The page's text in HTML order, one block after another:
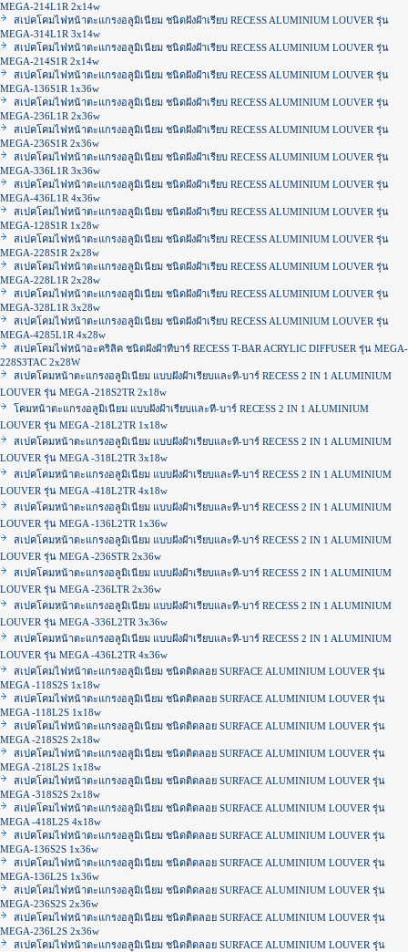
MEGA-214L1R 2x14w
สเปคโคมไฟหน้าตะแกรงอลูมิเนียม ชนิดฝังฝ้าเรียบ RECESS ALUMINIUM LOUVER รุ่น
MEGA-314L1R 3x14w
สเปคโคมไฟหน้าตะแกรงอลูมิเนียม ชนิดฝังฝ้าเรียบ RECESS ALUMINIUM LOUVER รุ่น
MEGA-214S1R 2x14w
สเปคโคมไฟหน้าตะแกรงอลูมิเนียม ชนิดฝังฝ้าเรียบ RECESS ALUMINIUM LOUVER รุ่น
MEGA-136S1R 1x36w
สเปคโคมไฟหน้าตะแกรงอลูมิเนียม ชนิดฝังฝ้าเรียบ RECESS ALUMINIUM LOUVER รุ่น
MEGA-236L1R 2x36w
สเปคโคมไฟหน้าตะแกรงอลูมิเนียม ชนิดฝังฝ้าเรียบ RECESS ALUMINIUM LOUVER รุ่น
MEGA-236S1R 2x36w
สเปคโคมไฟหน้าตะแกรงอลูมิเนียม ชนิดฝังฝ้าเรียบ RECESS ALUMINIUM LOUVER รุ่น
MEGA-336L1R 3x36w
สเปคโคมไฟหน้าตะแกรงอลูมิเนียม ชนิดฝังฝ้าเรียบ RECESS ALUMINIUM LOUVER รุ่น
MEGA-436L1R 4x36w
สเปคโคมไฟหน้าตะแกรงอลูมิเนียม ชนิดฝังฝ้าเรียบ RECESS ALUMINIUM LOUVER รุ่น
MEGA-128S1R 1x28w
สเปคโคมไฟหน้าตะแกรงอลูมิเนียม ชนิดฝังฝ้าเรียบ RECESS ALUMINIUM LOUVER รุ่น
MEGA-228S1R 2x28w
สเปคโคมไฟหน้าตะแกรงอลูมิเนียม ชนิดฝังฝ้าเรียบ RECESS ALUMINIUM LOUVER รุ่น
MEGA-228L1R 2x28w
สเปคโคมไฟหน้าตะแกรงอลูมิเนียม ชนิดฝังฝ้าเรียบ RECESS ALUMINIUM LOUVER รุ่น
MEGA-328L1R 3x28w
สเปคโคมไฟหน้าตะแกรงอลูมิเนียม ชนิดฝังฝ้าเรียบ RECESS ALUMINIUM LOUVER รุ่น
MEGA-4285L1R 4x28w
สเปคโคมไฟหน้าอะคริลิค ชนิดฝังฝ้าทีบาร์ RECESS T-BAR ACRYLIC DIFFUSER รุ่น MEGA-
228S3TAC 2x28W
สเปคโคมหน้าตะแกรงอลูมิเนียม แบบฝังฝ้าเรียบและที-บาร์ RECESS 2 IN 1 ALUMINIUM
LOUVER รุ่น MEGA -218S2TR 2x18w
โคมหน้าตะแกรงอลูมิเนียม แบบฝังฝ้าเรียบและที-บาร์ RECESS 2 IN 1 ALUMINIUM
LOUVER รุ่น MEGA -218L2TR 1x18w
สเปคโคมหน้าตะแกรงอลูมิเนียม แบบฝังฝ้าเรียบและที-บาร์ RECESS 2 IN 1 ALUMINIUM
LOUVER รุ่น MEGA -318L2TR 3x18w
สเปคโคมหน้าตะแกรงอลูมิเนียม แบบฝังฝ้าเรียบและที-บาร์ RECESS 2 IN 1 ALUMINIUM
LOUVER รุ่น MEGA -418L2TR 4x18w
สเปคโคมหน้าตะแกรงอลูมิเนียม แบบฝังฝ้าเรียบและที-บาร์ RECESS 2 IN 1 ALUMINIUM
LOUVER รุ่น MEGA -136L2TR 1x36w
สเปคโคมหน้าตะแกรงอลูมิเนียม แบบฝังฝ้าเรียบและที-บาร์ RECESS 2 IN 1 ALUMINIUM
LOUVER รุ่น MEGA -236STR 2x36w
สเปคโคมหน้าตะแกรงอลูมิเนียม แบบฝังฝ้าเรียบและที-บาร์ RECESS 2 IN 1 ALUMINIUM
LOUVER รุ่น MEGA -236LTR 2x36w
สเปคโคมหน้าตะแกรงอลูมิเนียม แบบฝังฝ้าเรียบและที-บาร์ RECESS 2 IN 1 ALUMINIUM
LOUVER รุ่น MEGA -336L2TR 3x36w
สเปคโคมหน้าตะแกรงอลูมิเนียม แบบฝังฝ้าเรียบและที-บาร์ RECESS 2 IN 1 ALUMINIUM
LOUVER รุ่น MEGA -436L2TR 4x36w
สเปคโคมไฟหน้าตะแกรงอลูมิเนียม ชนิดติดลอย SURFACE ALUMINIUM LOUVER รุ่น
MEGA -118S2S 1x18w
สเปคโคมไฟหน้าตะแกรงอลูมิเนียม ชนิดติดลอย SURFACE ALUMINIUM LOUVER รุ่น
MEGA -118L2S 1x18w
สเปคโคมไฟหน้าตะแกรงอลูมิเนียม ชนิดติดลอย SURFACE ALUMINIUM LOUVER รุ่น
MEGA -218S2S 2x18w
สเปคโคมไฟหน้าตะแกรงอลูมิเนียม ชนิดติดลอย SURFACE ALUMINIUM LOUVER รุ่น
MEGA -218L2S 1x18w
สเปคโคมไฟหน้าตะแกรงอลูมิเนียม ชนิดติดลอย SURFACE ALUMINIUM LOUVER รุ่น
MEGA -318S2S 2x18w
สเปคโคมไฟหน้าตะแกรงอลูมิเนียม ชนิดติดลอย SURFACE ALUMINIUM LOUVER รุ่น
MEGA -418L2S 4x18w
สเปคโคมไฟหน้าตะแกรงอลูมิเนียม ชนิดติดลอย SURFACE ALUMINIUM LOUVER รุ่น
MEGA-136S2S 1x36w
สเปคโคมไฟหน้าตะแกรงอลูมิเนียม ชนิดติดลอย SURFACE ALUMINIUM LOUVER รุ่น
MEGA-136L2S 1x36w
สเปคโคมไฟหน้าตะแกรงอลูมิเนียม ชนิดติดลอย SURFACE ALUMINIUM LOUVER รุ่น
MEGA-236S2S 2x36w
สเปคโคมไฟหน้าตะแกรงอลูมิเนียม ชนิดติดลอย SURFACE ALUMINIUM LOUVER รุ่น
MEGA-236L2S 2x36w
สเปคโคมไฟหน้าตะแกรงอลูมิเนียม ชนิดติดลอย SURFACE ALUMINIUM LOUVER รุ่น